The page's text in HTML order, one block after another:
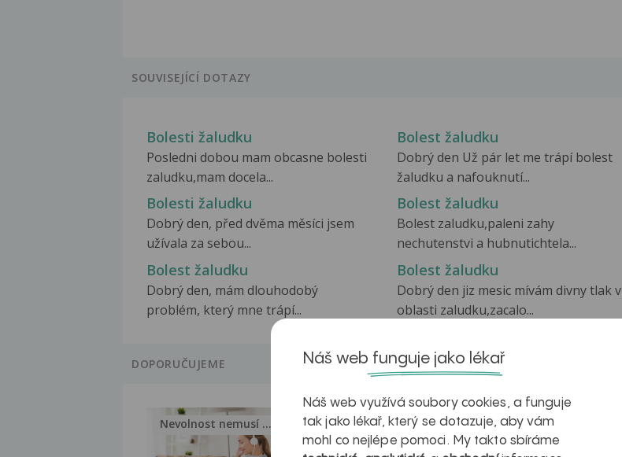
SOUVISEJÍCÍ DOTAZY
Bolesti žaludku
Posledni dobou mam obcasne bolesti
zaludku,mam docela...
Bolest žaludku
Dobrý den Už pár let me trápí bolest
žaludku a nafouknutí...
Bolesti žaludku
Dobrý den, před dvěma měsíci jsem
užívala za sebou...
Bolest žaludku
Bolest zaludku,paleni zahy
nechutenstvi a hubnutichtela...
Bolest žaludku
Dobrý den, mám dlouhodobý
problém, který mne trápí...
Bolest žaludku
Dobrý den jiz mesic mívám divny tlak v
oblasti zaludku,zacalo...
DOPORUČUJEME
Nevolnost nemusí být nutnou... Jak na zdravá játra?
Náš web funguje jako lékař
Náš web využívá soubory cookies, a funguje
tak jako lékař, který se dotazuje, aby vám
mohl co nejlépe pomoci. My takto sbíráme